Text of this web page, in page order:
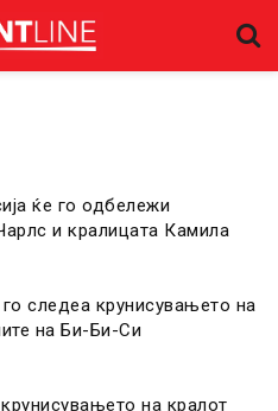
ќе го одбележи
и кралицата Камила
следеа крунисувањето на
на Би-Би-Си
на кралот